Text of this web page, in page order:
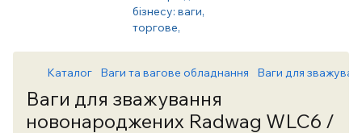
Каталог Ваги та вагове обладнання Ваги для
Ваги для зважування
новонароджених Radwag WLC6 /